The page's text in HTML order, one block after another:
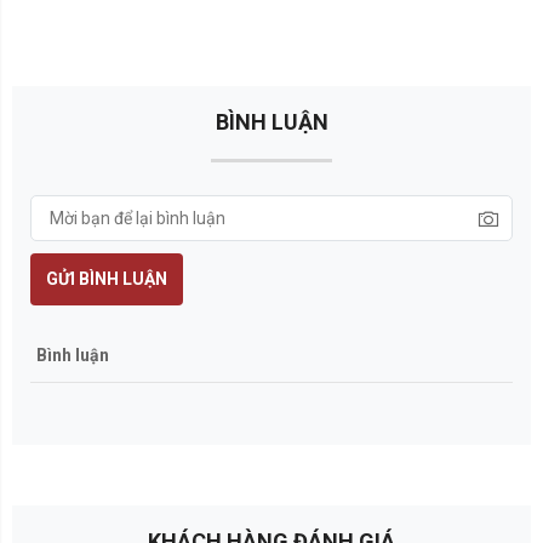
BÌNH LUẬN
GỬI BÌNH LUẬN
Bình luận